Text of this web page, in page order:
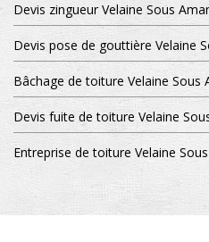
Devis zingueur Velaine Sous
Devis pose de gouttière Velaine
Bâchage de toiture Velaine Sous
Devis fuite de toiture Velaine
Entreprise de toiture Velaine